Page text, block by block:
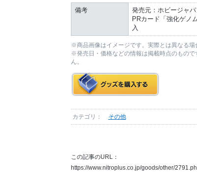
備考
発売元：ホビージャパ
PRカード「強化ゲノ
入
※商品画像はイメージです。実際とは異なる場
※発売日・価格などの情報は掲載時点のもの
ん。
カテゴリ： その他
この記事のURL：
https://www.nitroplus.co.jp/goods/other/